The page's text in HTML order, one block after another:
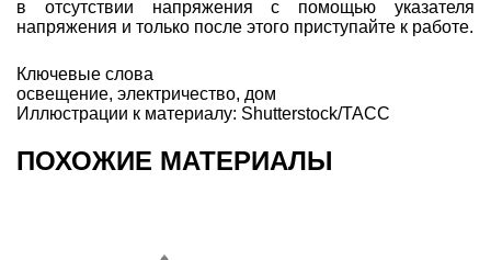
в отсутствии напряжения с помощью указателя
напряжения и только после этого приступайте к работе.
Ключевые слова
освещение, электричество, дом
Иллюстрации к материалу: Shutterstock/ТАСС
ПОХОЖИЕ МАТЕРИАЛЫ